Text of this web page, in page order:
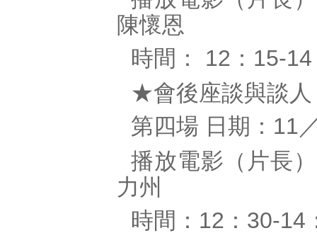
陳懷恩
時間：
12 ： 15-14
★會後座談與談
第四場 日期： 11
播放電影（片長
力州
時間： 12 ： 30-14